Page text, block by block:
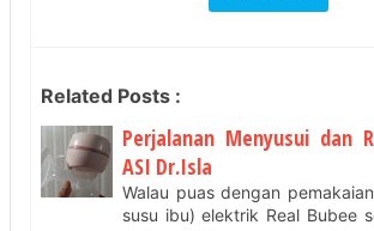
Related Posts :
Perjalanan Menyusui dan
ASI Dr.Isla
Walau puas dengan
susu ibu) elektrik Real Bubee